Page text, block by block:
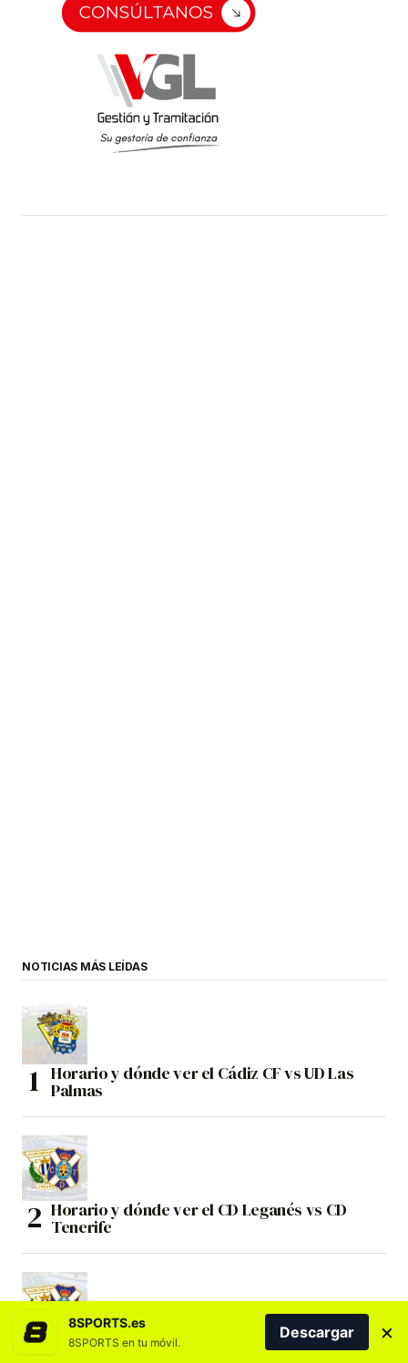
NOTICIAS MÁS LEÍDAS
Horario y dónde ver el Cádiz CF vs UD Las
Palmas
Horario y dónde ver el CD Leganés vs CD
Tenerife
El Tenerife cierra la pretemporada ante el
8SPORTS.es
8SPORTS en tu móvil.
Descargar ×